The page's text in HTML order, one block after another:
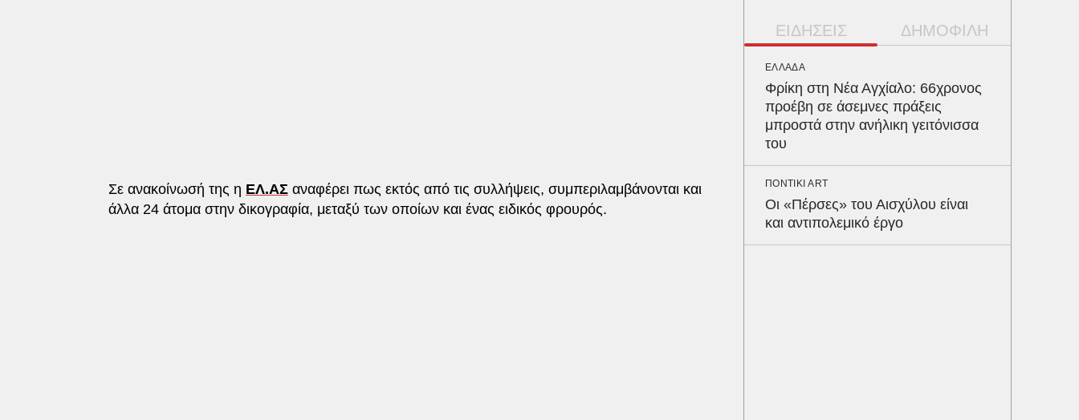
Σε ανακοίνωσή της η ΕΛ.ΑΣ αναφέρει πως εκτός από τις συλλήψεις, συμπεριλαμβάνονται και
άλλα 24 άτομα στην δικογραφία, μεταξύ των οποίων και ένας ειδικός φρουρός.
ΕΙΔΗΣΕΙΣ ΔΗΜΟΦΙΛΗ
ΕΛΛΑΔΑ
Φρίκη στη Νέα Αγχίαλο: 66χρονος
προέβη σε άσεμνες πράξεις
μπροστά στην ανήλικη γειτόνισσα
του
ΠΟΝΤΙΚΙ ART
Οι «Πέρσες» του Αισχύλου είναι
και αντιπολεμικό έργο